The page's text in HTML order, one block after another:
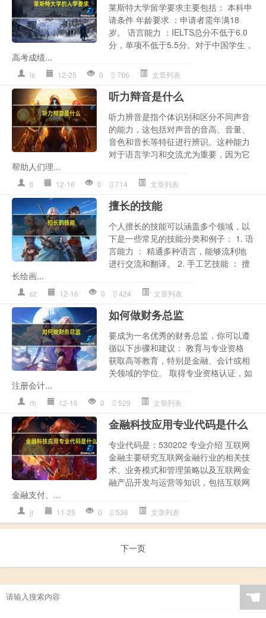
莱斯特大学留学要求主要包括： 本科申
请条件 年龄要求 ：申请者需年满18
岁。 语言能力 ：IELTS总分不低于6.0
分，单项不低于5.5分。对于中国学生，
高考成绩...
ls 12-25 0 766 文章列表
听力辩音是什么
听力辨音是指个体识别和区分不同声音
的能力，这包括对声音的音高、音量、
音色和音长等特征进行辨识。这种能力
对于语言学习和交流尤为重要，因为它
帮助人们理...
tl 12-16 0 714 文章列表
擅长的技能
个人擅长的技能可以涵盖多个领域，以
下是一些常见的技能分类和例子： 1. 语
言能力 ： 精通多种语言，能够流利地
进行交流和翻译。 2. 手工艺技能 ： 擅
长绘画...
sz 12-16 0 424 文章列表
如何做财务总监
要成为一名优秀的财务总监，你可以遵
循以下步骤和建议： 教育与专业资格
获取高等教育，特别是金融、会计或相
关领域的学位。 取得专业资格认证，如
注册会计...
rh 12-16 0 529 文章列表
金融科技应用专业代码是什么
专业代码是：530202 专业介绍 互联网
金融主要研究互联网金融行业的相关技
术、业务模式和管理策略以及互联网金
融产品开发与运营等知识，包括互联网
金融支付、...
jr 11-25 0 536 文章列表
下一页
☚